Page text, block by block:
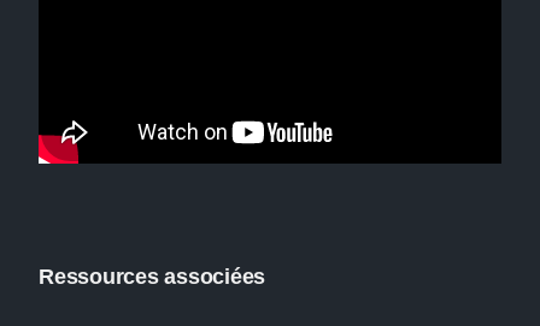
Ressources associées